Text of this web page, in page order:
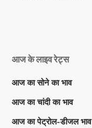
आज के लाइव रेट्स
आज का सोने का भाव
आज का चांदी का भाव
आज का पेट्रोल-डीजल भाव